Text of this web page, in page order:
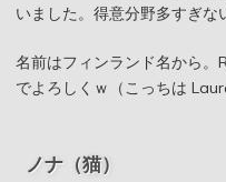
いました。得意分野多すぎな
名前はフィンランド名から
でよろしくｗ（こっちは
ノナ（猫）